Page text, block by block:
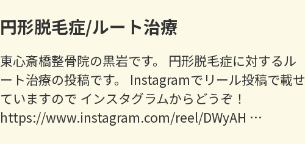
円形脱毛症/ルート治療
東心斎橋整骨院の黒岩です。 円形脱毛症に対するル
ート治療の投稿です。 Instagramでリール投稿で載せ
ていますので インスタグラムからどうぞ！
https://www.instagram.com/reel/DWyAH …